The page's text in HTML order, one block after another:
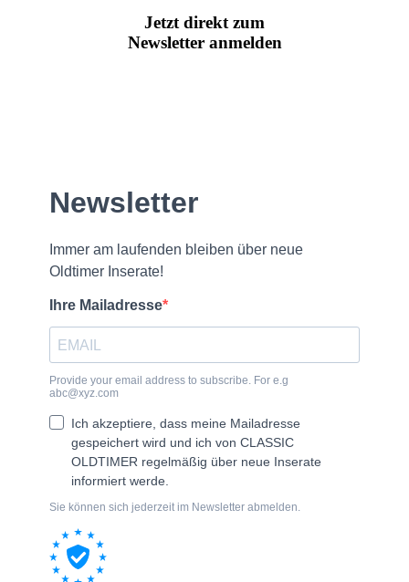
Jetzt direkt zum
Newsletter anmelden